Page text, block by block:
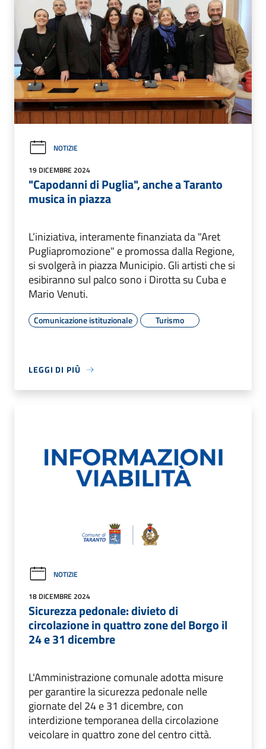
NOTIZIE
19 DICEMBRE 2024
"Capodanni di Puglia", anche a Taranto
musica in piazza
L’iniziativa, interamente finanziata da "Aret
Pugliapromozione" e promossa dalla Regione,
si svolgerà in piazza Municipio. Gli artisti che si
esibiranno sul palco sono i Dirotta su Cuba e
Mario Venuti.
Comunicazione istituzionale Turismo
LEGGI DI PIÙ
NOTIZIE
18 DICEMBRE 2024
Sicurezza pedonale: divieto di
circolazione in quattro zone del Borgo il
24 e 31 dicembre
L'Amministrazione comunale adotta misure
per garantire la sicurezza pedonale nelle
giornate del 24 e 31 dicembre, con
interdizione temporanea della circolazione
veicolare in quattro zone del centro città.